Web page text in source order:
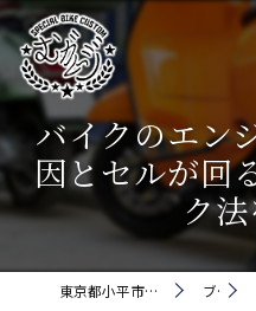
バイクのエン
因とセルが回
ク
東京都小平市でバイクなら株式会社5cm ブログ